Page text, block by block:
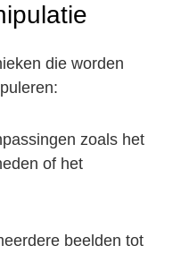
die worden
zoals het
of het
beelden tot